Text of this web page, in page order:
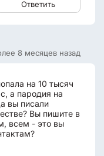
Ответить
8 месяцев назад
на 10 тысяч
а пародия на
вы писали
Вы пишите в
всем - это вы